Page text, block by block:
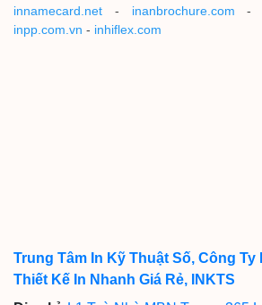
innamecard.net - inanbrochure.com -
inpp.com.vn - inhiflex.com
Trung Tâm In Kỹ Thuật Số, Công Ty
Thiết Kế In Nhanh Giá Rẻ, INKTS